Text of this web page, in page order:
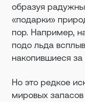
образуя
«подарки»
пор. Например,
подо льда
накопившиеся за
Но это редкое
мировых